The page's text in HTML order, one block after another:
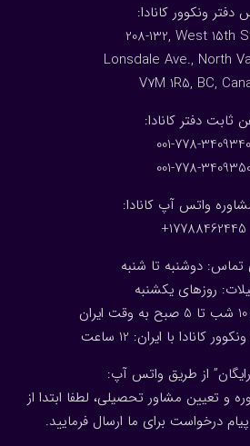
دفتر ونکوور کانادا
208-132, West 15th
Lonsdale Ave., North
V7M 1R5, BC,
ثابت دفتر کانادا
001-778-3409340
001-778-
واتس آپ کانادا:
17788462445+
تماس: دوشنبه تا شنبه
روزهای یکشنبه
کانادا با ایران: 1 2 ساعت
از طریق واتس آپ:
تعیین مشاور تحصیلی، لطفا ابتدا از
درخواست برای ما ارسال فرمایید.